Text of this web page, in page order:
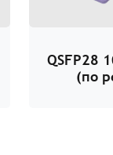
QSFP28
(по